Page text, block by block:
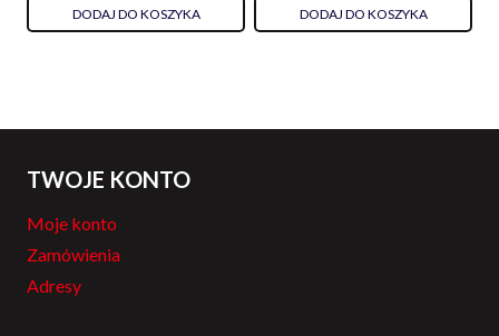
DODAJ DO KOSZYKA DODAJ DO KOSZYKA
TWOJE KONTO
Moje konto
Zamówienia
Adresy